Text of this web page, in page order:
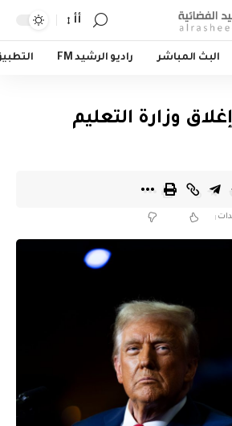
أأ
البث المباشر راديو الرشيد FM
وزارة التعليم